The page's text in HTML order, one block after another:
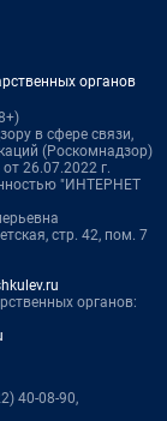
органов
в сфере связи,
(Роскомнадзор)
26.07.2022 г.
"ИНТЕРНЕТ
стр. 42, пом. 7
органов:
40-08-90,